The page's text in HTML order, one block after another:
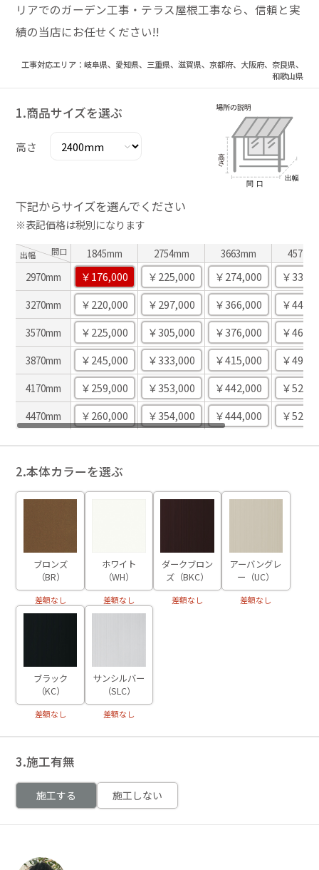
リアでのガーデン工事・テラス屋根工事なら、信頼と実
績の当店にお任せください!!
工事対応エリア：岐阜県、愛知県、三重県、滋賀県、京都府、大阪府、奈良県、
和歌山県
1.商品サイズを選ぶ
高さ
下記からサイズを選んでください
※表記価格は税別になります
出幅 間口 1845mm 2754mm 3663mm
2970mm
￥176,000 ￥225,000 ￥274,000 ￥
3270mm ￥220,000 ￥297,000 ￥366,000 ￥
3570mm ￥225,000 ￥305,000 ￥376,000 ￥
3870mm ￥245,000 ￥333,000 ￥415,000 ￥
4170mm ￥259,000 ￥353,000 ￥442,000 ￥
4470mm ￥260,000 ￥354,000 ￥444,000 ￥
2.本体カラーを選ぶ
ブロンズ
（BR）
差額なし
ホワイト
（WH）
差額なし
ダークブロン
ズ（BKC）
差額なし
アーバングレ
ー（UC）
差額なし
ブラック
（KC）
差額なし
サンシルバー
（SLC）
差額なし
3.施工有無
施工する 施工しない